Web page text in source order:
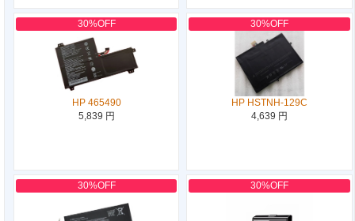
30%OFF
HP 465490
5,839 円
30%OFF
HP HSTNH-129C
4,639 円
30%OFF 30%OFF